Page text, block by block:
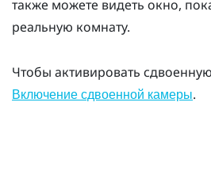
также можете видеть окно,
реальную комнату.
Чтобы активировать
Включение сдвоенной камеры.